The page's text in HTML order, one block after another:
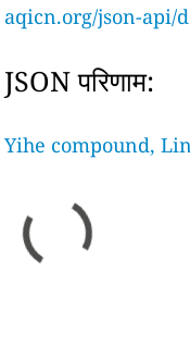
aqicn.org/json-api/
JSON परिणाम:
Yihe compound,